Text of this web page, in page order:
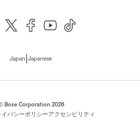
Japan Japanese
Bose Corporation 2026
イバシーポリシーアクセシビリティ